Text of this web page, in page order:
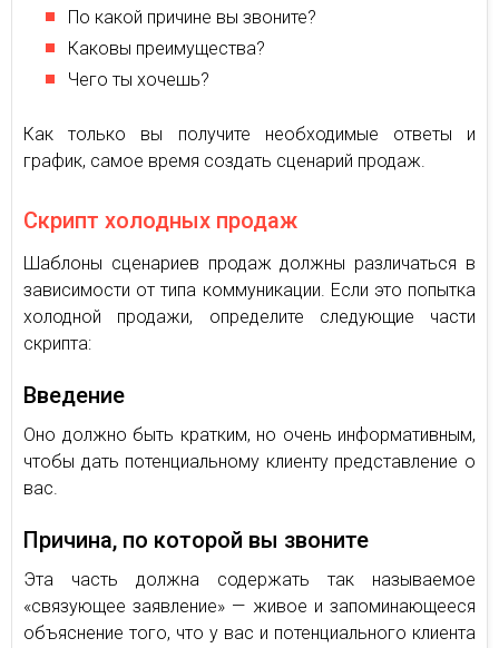
По какой причине вы звоните?
Каковы преимущества?
Чего ты хочешь?
Как только вы получите необходимые ответы и
график, самое время создать сценарий продаж.
Скрипт холодных продаж
Шаблоны сценариев продаж должны различаться в
зависимости от типа коммуникации. Если это попытка
холодной продажи, определите следующие части
скрипта:
Введение
Оно должно быть кратким, но очень информативным,
чтобы дать потенциальному клиенту представление о
вас.
Причина, по которой вы звоните
Эта часть должна содержать так называемое
«связующее заявление» — живое и запоминающееся
объяснение того, что у вас и потенциального клиента